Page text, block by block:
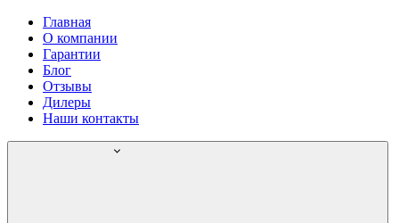
Главная
О компании
Гарантии
Блог
Отзывы
Дилеры
Наши контакты